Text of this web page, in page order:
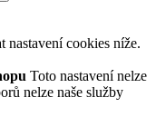
nastavení cookies níže.
Toto nastavení nelze
nelze naše služby